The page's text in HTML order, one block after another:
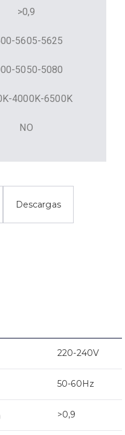
>0,9
5605-5625
5050-5080
4000K-6500K
NO
Descargas
220-240V
50-60Hz
>0,9